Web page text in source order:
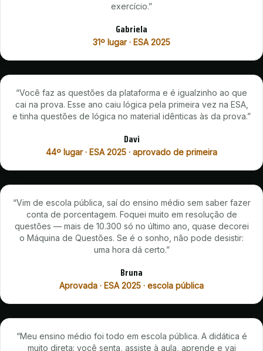
exercício.”
Gabriela
31º lugar · ESA 2025
“Você faz as questões da plataforma e é igualzinho ao que
cai na prova. Esse ano caiu lógica pela primeira vez na ESA,
e tinha questões de lógica no material idênticas às da prova.”
Davi
44º lugar · ESA 2025 · aprovado de primeira
“Vim de escola pública, saí do ensino médio sem saber fazer
conta de porcentagem. Foquei muito em resolução de
questões — mais de 10.300 só no último ano, quase decorei
o Máquina de Questões. Se é o sonho, não pode desistir:
uma hora dá certo.”
Bruna
Aprovada · ESA 2025 · escola pública
“Meu ensino médio foi todo em escola pública. A didática é
muito direta: você senta, assiste à aula, aprende e vai